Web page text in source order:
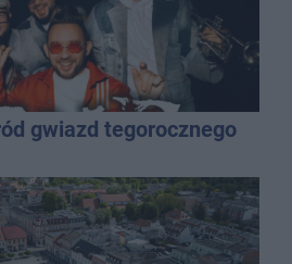
gwiazd tegorocznego